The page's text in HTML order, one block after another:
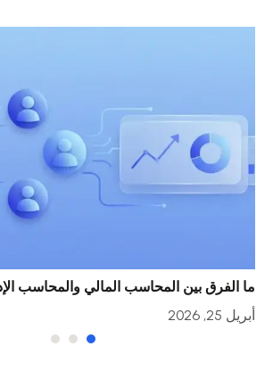
ما الفرق بين المحاسب المالي والمحاسب
أبريل 25, 2026